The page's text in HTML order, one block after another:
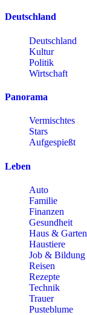
Deutschland
Deutschland
Kultur
Politik
Wirtschaft
Panorama
Vermischtes
Stars
Aufgespießt
Leben
Auto
Familie
Finanzen
Gesundheit
Haus & Garten
Haustiere
Job & Bildung
Reisen
Rezepte
Technik
Trauer
Pusteblume